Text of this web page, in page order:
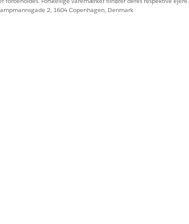
2, 1604 Copenhagen, Denmark